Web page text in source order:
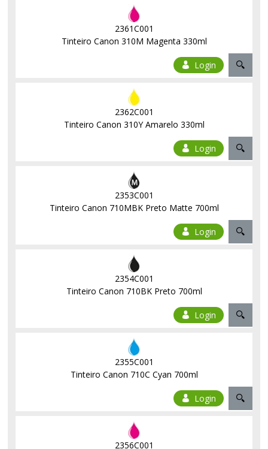
2361C001
Tinteiro Canon 310M Magenta 330ml
Login
2362C001
Tinteiro Canon 310Y Amarelo 330ml
Login
2353C001
Tinteiro Canon 710MBK Preto Matte 700ml
Login
2354C001
Tinteiro Canon 710BK Preto 700ml
Login
2355C001
Tinteiro Canon 710C Cyan 700ml
Login
2356C001